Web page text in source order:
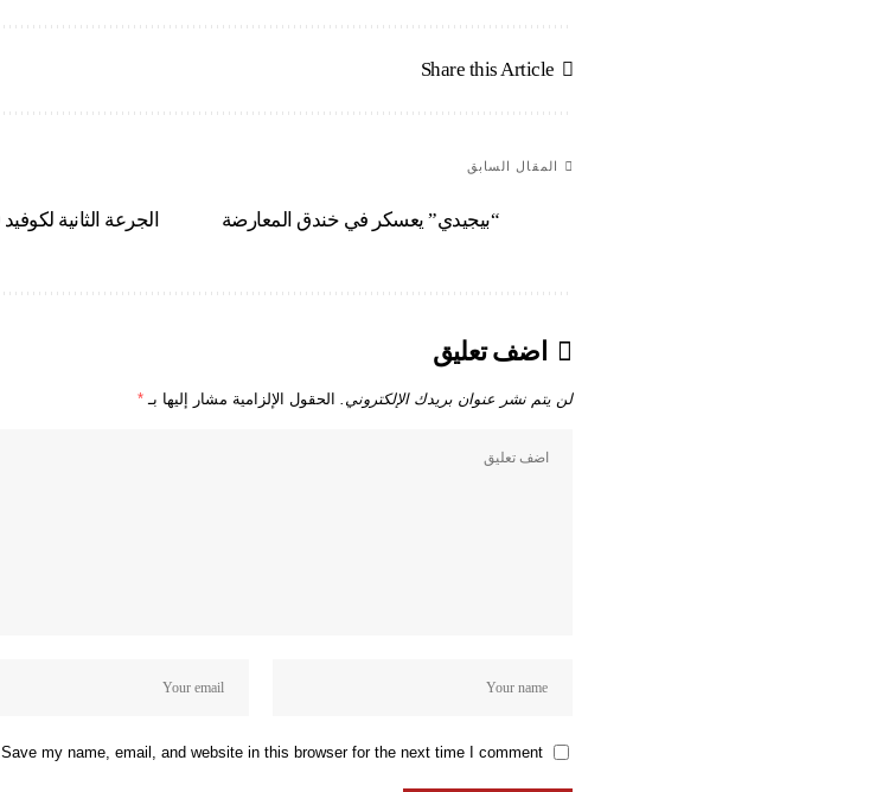
Share this Article
المقال السابق
“بيجيدي” يعسكر في خندق المعارضة الجرعة الثانية لكوفيد 19 لفائدة أفراد القوات المسلحة الملكية
اضف تعليق
لن يتم نشر عنوان بريدك الإلكتروني. الحقول الإلزامية مشار إليها بـ *
Save my name, email, and website in this browser for the next time I comment.